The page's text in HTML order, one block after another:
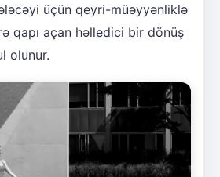
üçün qeyri-müəyyənliklə
qapı açan həlledici bir dönüş
olunur.